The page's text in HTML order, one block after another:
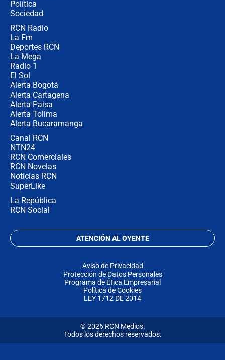
Política
Sociedad
RCN Radio
La Fm
Deportes RCN
La Mega
Radio 1
El Sol
Alerta Bogotá
Alerta Cartagena
Alerta Paisa
Alerta Tolima
Alerta Bucaramanga
Canal RCN
NTN24
RCN Comerciales
RCN Novelas
Noticias RCN
SuperLike
La República
RCN Social
ATENCIÓN AL OYENTE
Aviso de Privacidad
Protección de Datos Personales
Programa de Ética Empresarial
Política de Cookies
LEY 1712 DE 2014
© 2026 RCN Medios.
Todos los derechos reservados.